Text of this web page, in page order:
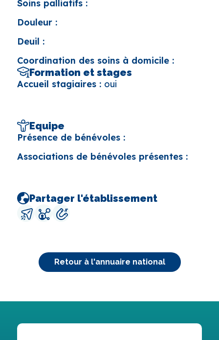
Soins palliatifs :
Douleur :
Deuil :
Coordination des soins à domicile :
Formation et stages
Accueil stagiaires : oui
Equipe
Présence de bénévoles :
Associations de bénévoles présentes :
Partager l'établissement
Retour à l'annuaire national